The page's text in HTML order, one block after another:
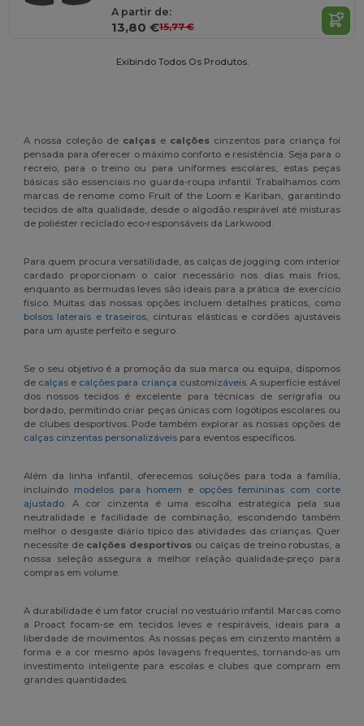
A partir de:
13,80 €15,77 €
Exibindo Todos Os Produtos.
A nossa coleção de calças e calçõescinzentos para criança foi
pensada para oferecer o máximo conforto e resistência. Seja para o
recreio, para o treino ou para uniformes escolares, estas peças
básicas são essenciais no guarda-roupa infantil. Trabalhamos com
marcas de renome como Fruit of the Loom e Kariban, garantindo
tecidos de alta qualidade, desde o algodão respirável até misturas
de poliéster reciclado eco-responsáveis da Larkwood.
Para quem procura versatilidade, as calças de jogging com interior
cardado proporcionam o calor necessário nos dias mais frios,
enquanto as bermudas leves são ideais para a prática de exercício
físico. Muitas das nossas opções incluem detalhes práticos, como
bolsos laterais e traseiros, cinturas elásticas e cordões ajustáveis
para um ajuste perfeito e seguro.
Se o seu objetivo é a promoção da sua marca ou equipa, dispomos
de calças e calções para criança customizáveis. A superfície estável
dos nossos tecidos é excelente para técnicas de serigrafia ou
bordado, permitindo criar peças únicas com logótipos escolares ou
de clubes desportivos. Pode também explorar as nossas opções de
calças cinzentas personalizáveis para eventos específicos.
Além da linha infantil, oferecemos soluções para toda a família,
incluindo modelos para homem e opções femininas com corte
ajustado. A cor cinzenta é uma escolha estratégica pela sua
neutralidade e facilidade de combinação, escondendo também
melhor o desgaste diário típico das atividades das crianças. Quer
necessite de calções desportivos ou calças de treino robustas, a
nossa seleção assegura a melhor relação qualidade-preço para
compras em volume.
A durabilidade é um fator crucial no vestuário infantil. Marcas como
a Proact focam-se em tecidos leves e respiráveis, ideais para a
liberdade de movimentos. As nossas peças em cinzento mantêm a
forma e a cor mesmo após lavagens frequentes, tornando-as um
investimento inteligente para escolas e clubes que compram em
grandes quantidades.